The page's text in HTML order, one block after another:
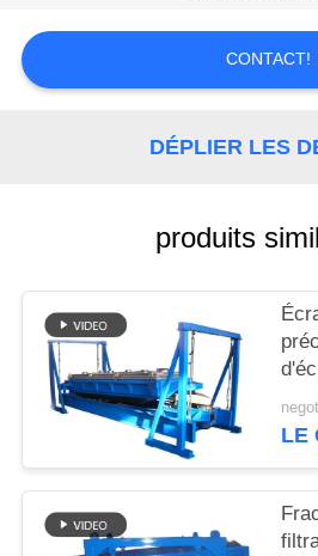
NOUS
UN DEVIS
PLAN
DU
SITE
PRIVACY
POLICY
CONTACT!
DÉPLIER LES
produits
LE